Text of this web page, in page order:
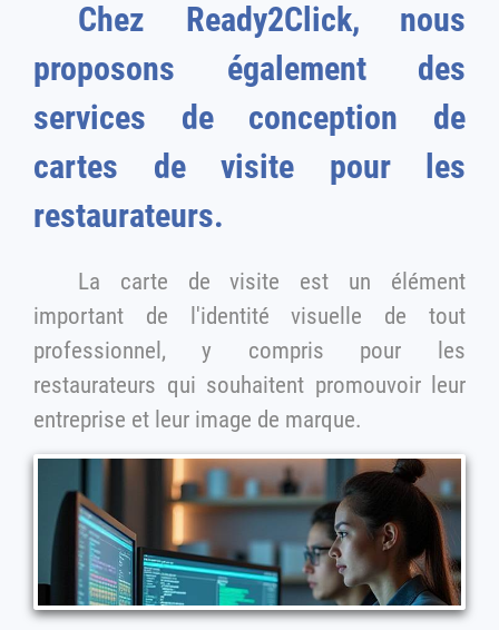
Chez Ready2Click, nous
proposons également des
services de conception de
cartes de visite pour les
restaurateurs.
La carte de visite est un élément
important de l'identité visuelle de tout
professionnel, y compris pour les
restaurateurs qui souhaitent promouvoir leur
entreprise et leur image de marque.